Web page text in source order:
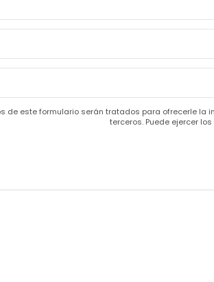
de este formulario serán tratados para ofrecerle
terceros. Puede ejercer